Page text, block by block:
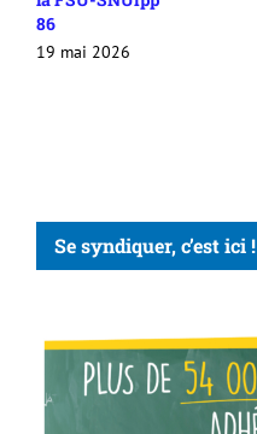
86
19 mai 2026
Se syndiquer, c’est ici !